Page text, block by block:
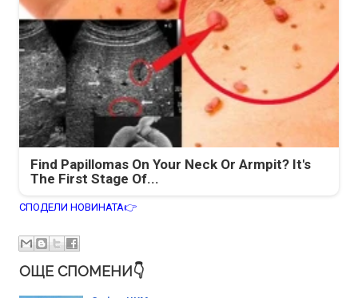
Find Papillomas On Your Neck Or Armpit? It's
The First Stage Of...
СПОДЕЛИ НОВИНАТА👉
ОЩЕ СПОМЕНИ👇